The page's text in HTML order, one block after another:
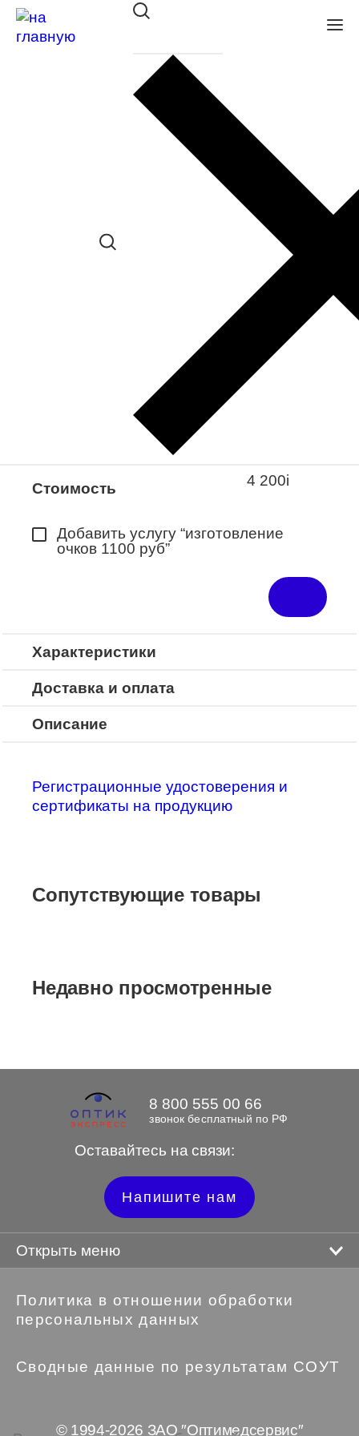
Оправа Glory пл. 056 NERO
в наличии (Больше 5 шт.) *наличие
товара в конкретном салоне
необходимо уточнять отдельно
Закажите понравившуюся модель
в ближайший салон “Оптик-Экспресс”.
*Доступно для Республики
Стоимость 4 200i
Добавить услугу “изготовление
очков 1100 руб”
Сравнить товар
Характеристики
Доставка и оплата
Описание
Регистрационные удостоверения и
сертификаты на продукцию
Сопутствующие товары
Недавно просмотренные
Оставайтесь на связи:
8 800 555 00 66
звонок бесплатный по РФ
Напишите нам
Открыть меню
Политика в отношении обработки
персональных данных
Сводные данные по результатам СОУТ
© 1994-2026 ЗАО ″Оптимедсервис″